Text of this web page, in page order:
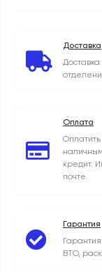
Доставка
Оплата
кредит.
почте.
Гарантия
ВТО,